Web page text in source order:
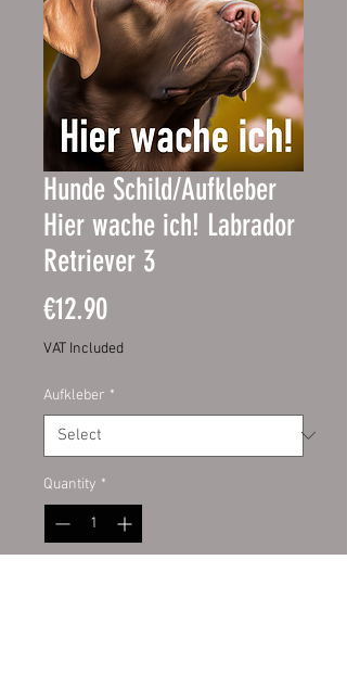
Hunde Schild/Aufkleber
Hier wache ich! Labrador
Retriever 3
€12.90Price
VAT Included
Aufkleber *
Quantity *